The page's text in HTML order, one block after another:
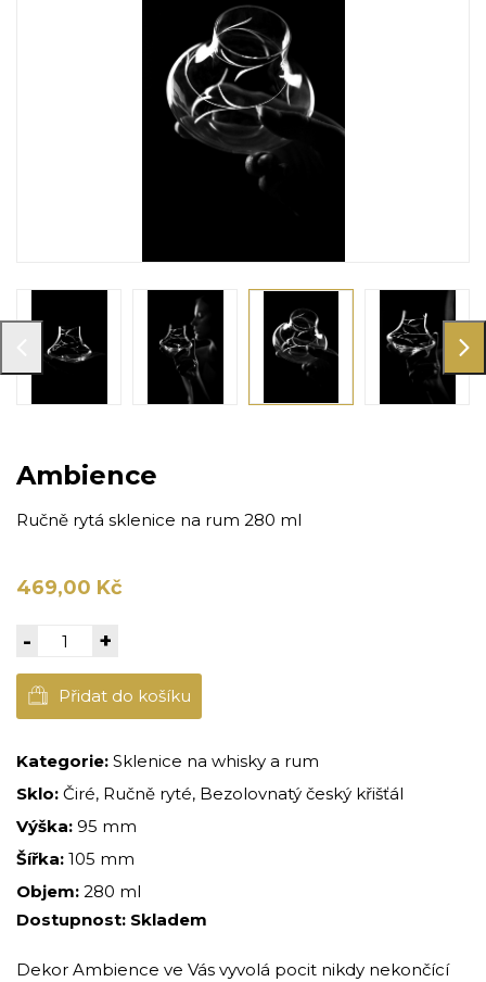
Ambience
Ručně rytá sklenice na rum 280 ml
469,00 Kč
- +
Přidat do košíku
Kategorie: Sklenice na whisky a rum
Sklo: Čiré, Ručně ryté, Bezolovnatý český křišťál
Výška: 95 mm
Šířka: 105 mm
Objem: 280 ml
Dostupnost: Skladem
Dekor Ambience ve Vás vyvolá pocit nikdy nekončící